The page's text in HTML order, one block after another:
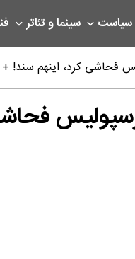
سیاست سینما و تئاتر
فحاشی کرد، اینهم